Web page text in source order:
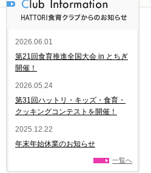
2026.06.01
第21回食育推進全国大会 in とちぎ
開催！
2026.05.24
第31回ハットリ・キッズ・食育・
クッキングコンテストを開催！
2025.12.22
年末年始休業のお知らせ
一覧へ